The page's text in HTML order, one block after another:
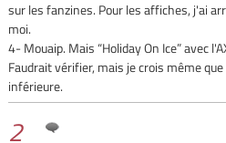
sur les fanzines. Pour les affiches, j'ai
moi.
4- Mouaip. Mais “Holiday On Ice” avec
Faudrait vérifier, mais je crois même
inférieure.
2